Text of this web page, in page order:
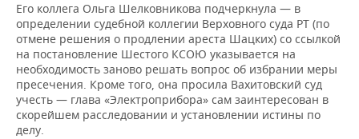
Его коллега Ольга Шелковникова подчеркнула — в
определении судебной коллегии Верховного суда РТ (по
отмене решения о продлении ареста Шацких) со ссылкой
на постановление Шестого КСОЮ указывается на
необходимость заново решать вопрос об избрании меры
пресечения. Кроме того, она просила Вахитовский суд
учесть — глава «Электроприбора» сам заинтересован в
скорейшем расследовании и установлении истины по
делу.